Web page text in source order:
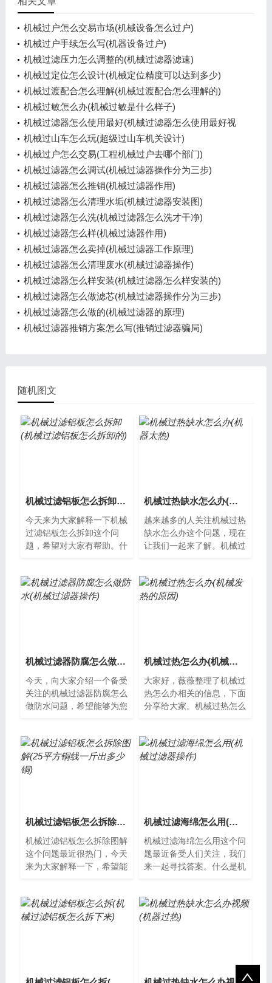
机械过户怎么交易市场(机械设备怎么过户)
机械过户手续怎么写(机器设备过户)
机械过滤压力怎么调整的(机械过滤器滤速)
机械过定位怎么设计(机械定位精度可以达到多少)
机械过渡配合怎么理解(机械过渡配合怎么理解的)
机械过敏怎么办(机械过敏是什么样子)
机械过滤器怎么使用最好(机械过滤器怎么使用最好视
频)
机械过山车怎么玩(超级过山车机关设计)
机械过户怎么交易(工程机械过户去哪个部门)
机械过滤器怎么调试(机械过滤器操作分为三步)
机械过滤器怎么推销(机械过滤器作用)
机械过滤器怎么清理水垢(机械过滤器安装图)
机械过滤器怎么洗(机械过滤器怎么洗才干净)
机械过滤器怎么样(机械过滤器作用)
机械过滤器怎么卖掉(机械过滤器工作原理)
机械过滤器怎么清理废水(机械过滤器操作)
机械过滤器怎么样安装(机械过滤器怎么样安装的)
机械过滤器怎么做滤芯(机械过滤器操作分为三步)
机械过滤器怎么做的(机械过滤器的原理)
机械过滤器推销方案怎么写(推销过滤器骗局)
随机图文
机械过滤铝板怎么拆卸(机械过滤铝板怎么拆卸的)
今天来为大家解释一下机械
过滤铝板怎么拆卸这个问
题，希望对大家有帮助。什
体过滤的设备...
机械过热缺水怎么办(机器太热)
越来越多的人关注机械过热
缺水怎么办这个问题，现在
让我们一起来了解。机械过
会出现过热...
机械过滤器防腐怎么做防水(机械过滤器操作)
今天，向大家介绍一个备受
关注的机械过滤器防腐怎么
做防水问题，希望能够为您
过滤器是一...
机械过热怎么办(机械发热的原因)
大家好，薇薇整理了机械过
热怎么办相关的信息，下面
分享给大家。机械过热怎么
了一种常见...
机械过滤铝板怎么拆除图解(25平方铜线一斤出多少铜)
机械过滤铝板怎么拆除图解
这个问题最近很热门，今天
来为大家解释一下，希望能
图解机械过滤...
机械过滤海绵怎么用(机械过滤器操作)
机械过滤海绵怎么用这个问
题最近备受人们关注，我们
来一起寻找答案。什么是机
过滤器。它...